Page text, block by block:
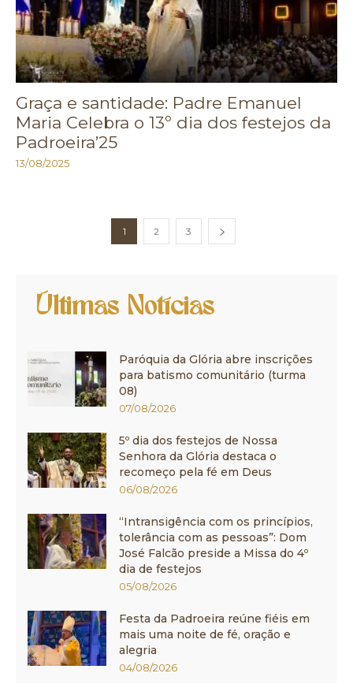
Graça e santidade: Padre Emanuel
Maria Celebra o 13º dia dos festejos da
Padroeira’25
13/08/2025
1 2 3
Últimas Notícias
Paróquia da Glória abre inscrições
para batismo comunitário (turma
08)
07/08/2026
5º dia dos festejos de Nossa
Senhora da Glória destaca o
recomeço pela fé em Deus
06/08/2026
“Intransigência com os princípios,
tolerância com as pessoas”: Dom
José Falcão preside a Missa do 4º
dia de festejos
05/08/2026
Festa da Padroeira reúne fiéis em
mais uma noite de fé, oração e
alegria
04/08/2026